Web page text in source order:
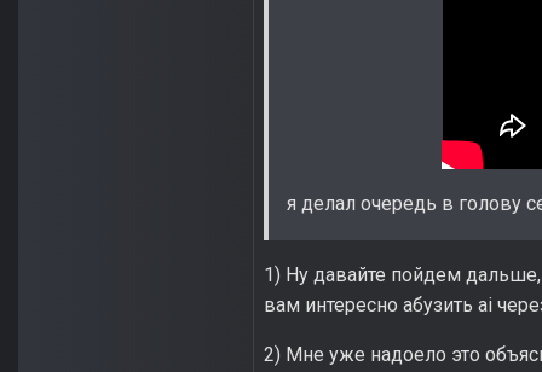
я делал очередь в голову
1) Ну давайте пойдем
вам интересно абузить ai
2) Мне уже надоело это